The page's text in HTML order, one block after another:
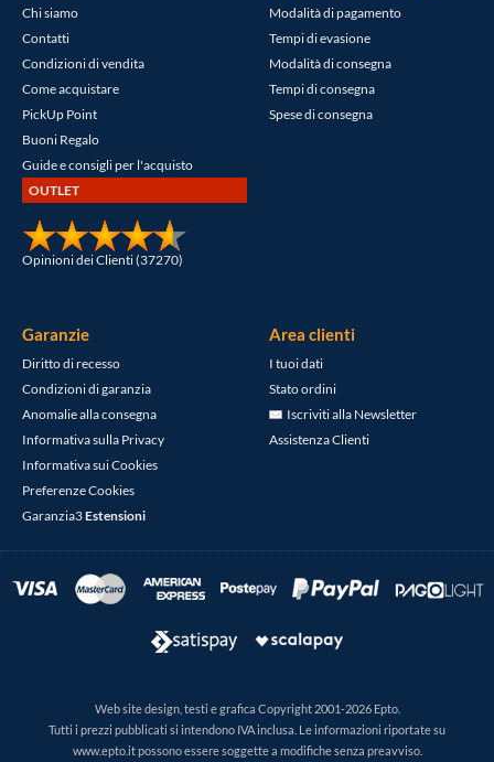
Chi siamo
Contatti
Condizioni di vendita
Come acquistare
PickUp Point
Buoni Regalo
Guide e consigli per l'acquisto
OUTLET
Opinioni dei Clienti (37270)
Modalità di pagamento
Tempi di evasione
Modalità di consegna
Tempi di consegna
Spese di consegna
Garanzie
Diritto di recesso
Condizioni di garanzia
Anomalie alla consegna
Informativa sulla Privacy
Informativa sui Cookies
Preferenze Cookies
Garanzia3Estensioni
Area clienti
I tuoi dati
Stato ordini
Iscriviti alla Newsletter
Assistenza Clienti
Web site design, testi e grafica Copyright 2001-2026 Epto.
Tutti i prezzi pubblicati si intendono IVA inclusa. Le informazioni riportate su
www.epto.it possono essere soggette a modifiche senza preavviso.